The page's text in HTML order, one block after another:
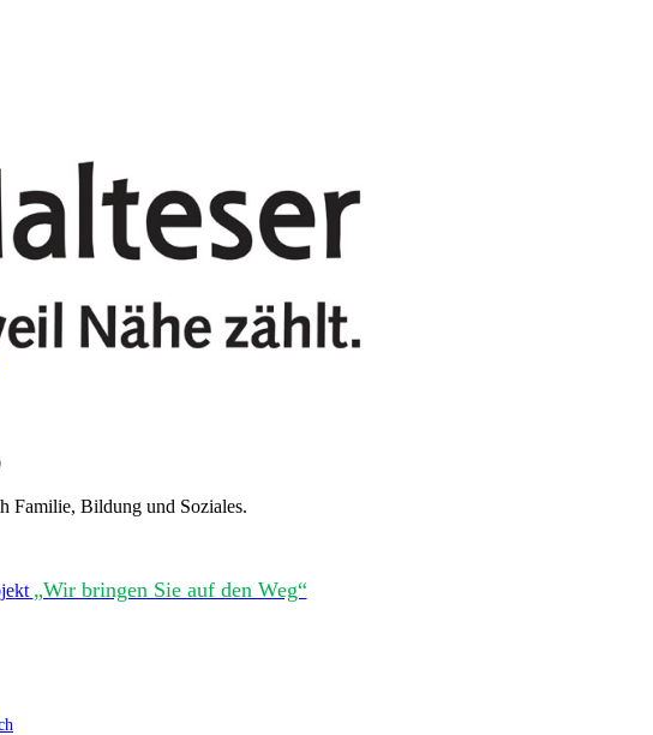
Familie, Bildung und Soziales.
„Wir bringen Sie auf den Weg“